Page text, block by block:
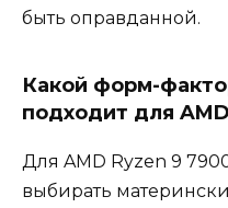
быть оправданной.
Какой форм-
подходит для
Для AMD Ryzen 9
выбирать